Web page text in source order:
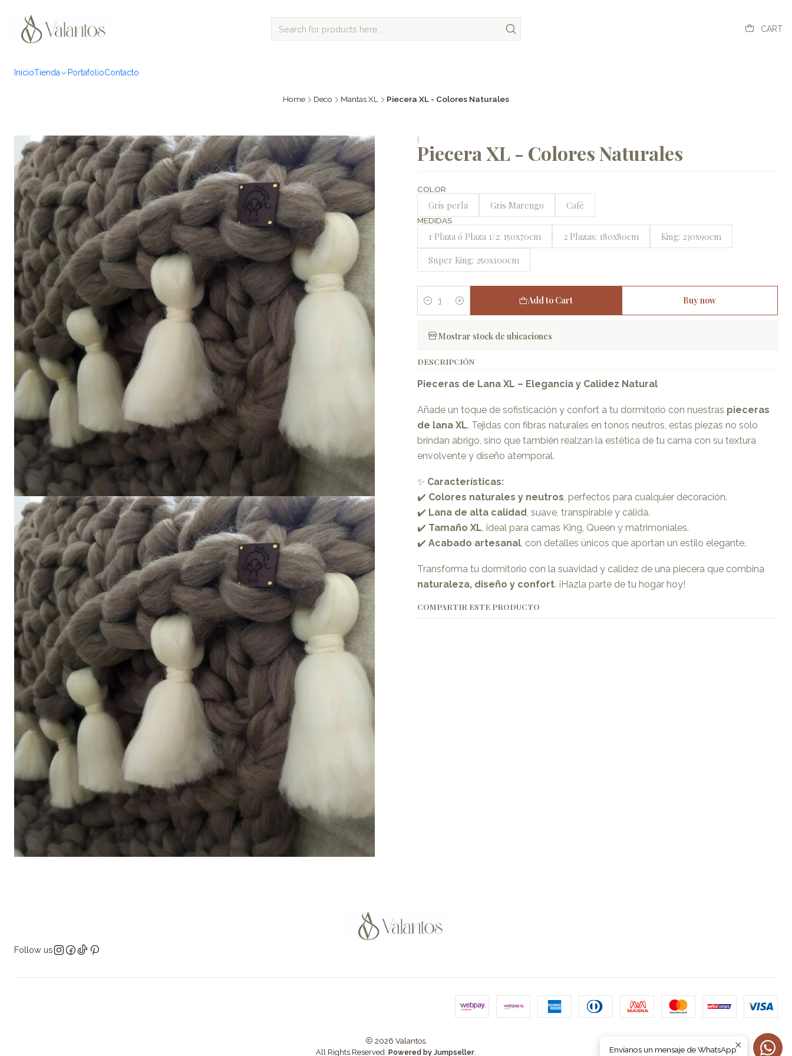
CART
InicioTienda PortafolioContacto
Home Deco Mantas XL Piecera XL - Colores Naturales
|
Piecera XL - Colores Naturales
COLOR
Gris perla Gris Marengo Café
MEDIDAS
1 Plaza ó Plaza 1/2: 150x70cm 2 Plazas: 180x80cm
King: 230x90cm
Super King: 250x100cm
Quantity
Add to Cart Buy now
Mostrar stock de ubicaciones
DESCRIPCIÓN
Pieceras de Lana XL – Elegancia y Calidez Natural
Añade un toque de sofisticación y confort a tu dormitorio con nuestras pieceras
de lana XL. Tejidas con fibras naturales en tonos neutros, estas piezas no solo
brindan abrigo, sino que también realzan la estética de tu cama con su textura
envolvente y diseño atemporal.
✨ Características:
✔️ Colores naturales y neutros, perfectos para cualquier decoración.
✔️ Lana de alta calidad, suave, transpirable y cálida.
✔️ Tamaño XL, ideal para camas King, Queen y matrimoniales.
✔️ Acabado artesanal, con detalles únicos que aportan un estilo elegante.
Transforma tu dormitorio con la suavidad y calidez de una piecera que combina
naturaleza, diseño y confort. ¡Hazla parte de tu hogar hoy!
COMPARTIR ESTE PRODUCTO
Follow us
2026 Valantos.
All Rights Reserved. Powered by Jumpseller. Envíanos un mensaje de WhatsApp